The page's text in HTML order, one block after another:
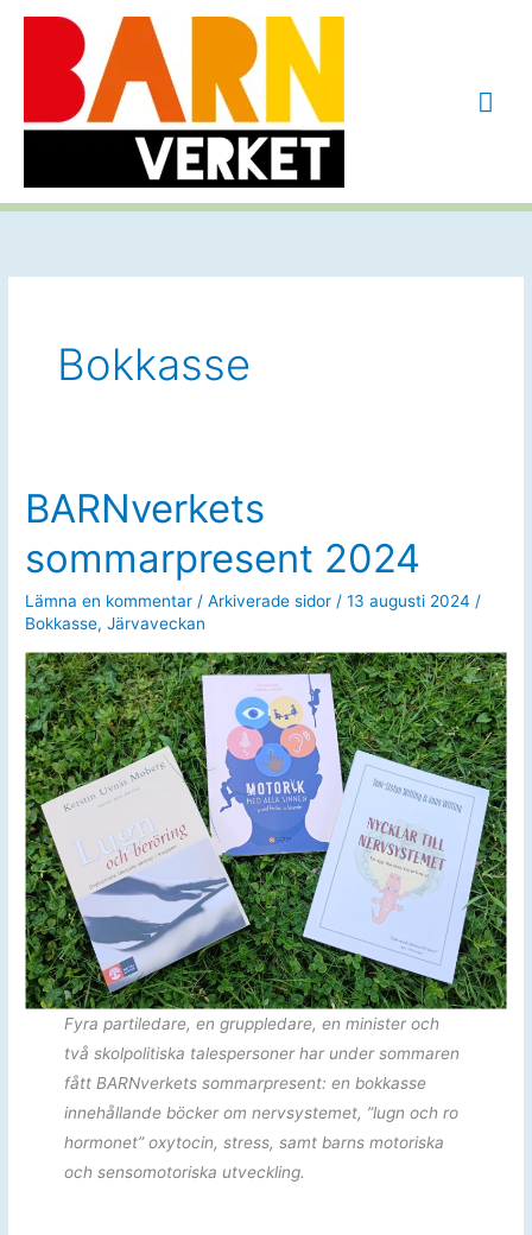
Hoppa
Bokkasse
BARNverkets
sommarpresent 2024
Lämna en kommentar /Arkiverade sidor /13 augusti 2024/
Bokkasse,Järvaveckan
Fyra partiledare, en gruppledare, en minister och
två skolpolitiska talespersoner har under sommaren
fått BARNverkets sommarpresent: en bokkasse
innehållande böcker om nervsystemet, ”lugn och ro
hormonet” oxytocin, stress, samt barns motoriska
och sensomotoriska utveckling.